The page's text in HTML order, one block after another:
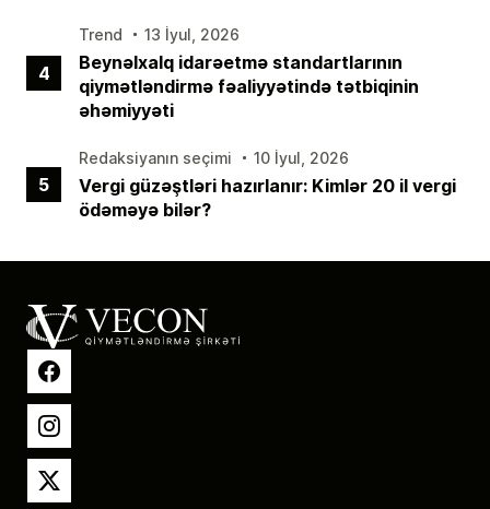
4
Trend 13 İyul, 2026
Beynəlxalq idarəetmə standartlarının
qiymətləndirmə fəaliyyətində tətbiqinin
əhəmiyyəti
5
Redaksiyanın seçimi 10 İyul, 2026
Vergi güzəştləri hazırlanır: Kimlər 20 il vergi
ödəməyə bilər?
Facebook
Instagram